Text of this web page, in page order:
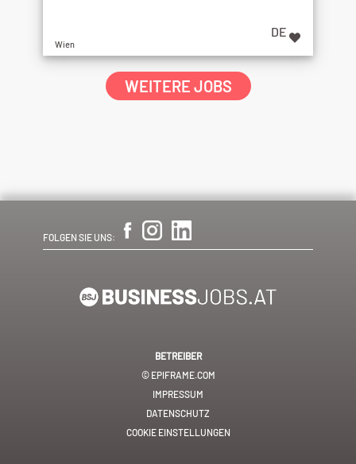
Wien
DE
WEITERE JOBS
FOLGEN SIE UNS:
BETREIBER
© EPIFRAME.COM
IMPRESSUM
DATENSCHUTZ
COOKIE EINSTELLUNGEN